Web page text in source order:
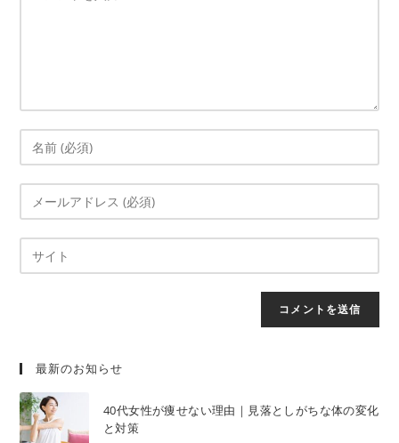
最新のお知らせ
40代女性が痩せない理由｜見落としがちな体の変化
と対策